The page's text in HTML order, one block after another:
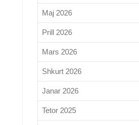
Maj 2026
Prill 2026
Mars 2026
Shkurt 2026
Janar 2026
Tetor 2025